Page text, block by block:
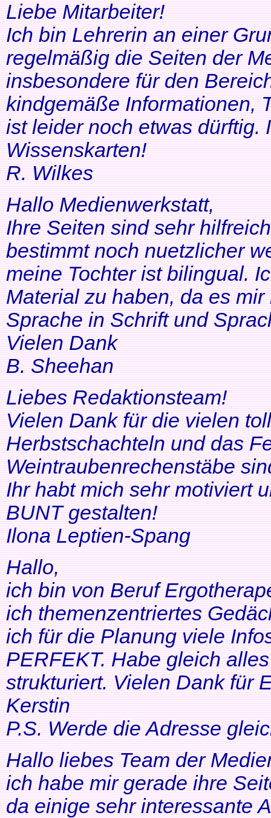
Liebe Mitarbeiter!
Ich bin Lehrerin an einer
regelmäßig die Seiten der
insbesondere für den
kindgemäße Informationen,
ist leider noch etwas dürftig.
Wissenskarten!
R. Wilkes
Hallo Medienwerkstatt,
Ihre Seiten sind sehr
bestimmt noch nuetzlicher
meine Tochter ist bilingual.
Material zu haben, da es
Sprache in Schrift und
Vielen Dank
B. Sheehan
Liebes Redaktionsteam!
Vielen Dank für die vielen
Herbstschachteln und das
Weintraubenrechenstäbe
Ihr habt mich sehr motiviert
BUNT gestalten!
Ilona Leptien-Spang
Hallo,
ich bin von Beruf
ich themenzentriertes
ich für die Planung viele
PERFEKT. Habe gleich
strukturiert. Vielen Dank für
Kerstin
P.S. Werde die Adresse
Hallo liebes Team der
ich habe mir gerade ihre
da einige sehr interessante